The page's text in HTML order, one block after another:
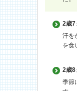
2歳7
汗を
を食
2歳8
季節